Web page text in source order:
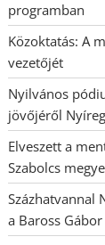
programban
Közoktatás: A
vezetőjét
Nyilvános
jövőjéről
Elveszett a
Szabolcs
Százhatvannal
a Baross